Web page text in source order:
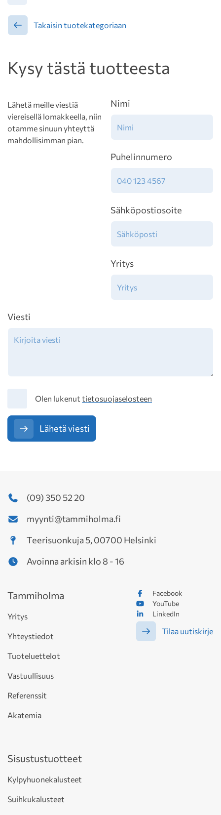
Takaisin tuotekategoriaan
Kysy tästä tuotteesta
Lähetä meille viestiä
viereisellä lomakkeella, niin
otamme sinuun yhteyttä
mahdollisimman pian.
Nimi
Puhelinnumero
Sähköpostiosoite
Yritys
Viesti
TietosuojaOlen lukenut tietosuojaselosteen
Lähetä viesti
(09) 350 52 20
myynti@tammiholma.fi
Teerisuonkuja 5, 00700 Helsinki
Avoinna arkisin klo 8 - 16
Facebook
YouTube
LinkedIn
Tilaa uutiskirje
Tammiholma
Yritys
Yhteystiedot
Tuoteluettelot
Vastuullisuus
Referenssit
Akatemia
Sisustustuotteet
Kylpyhuonekalusteet
Suihkukalusteet